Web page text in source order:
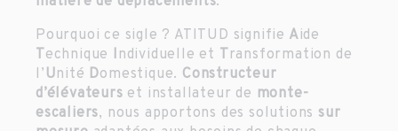
Pourquoi ce sigle ? ATITUD signifie Aide
T echnique I ndividuelle et T ransformation de
l’ Unité Domestique. Constructeur
d’élévateurs et installateur de monte-
escaliers, nous apportons des solutions sur